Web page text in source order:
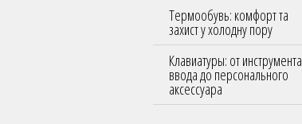
Термообувь: комфорт та
захист у холодну пору
Клавиатуры: от инструмента
ввода до персонального
аксессуара